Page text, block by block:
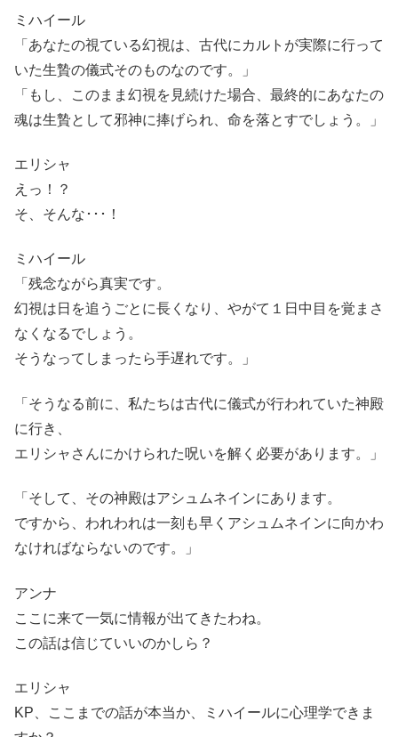
ミハイール
「あなたの視ている幻視は、古代にカルトが実際に行って
いた生贄の儀式そのものなのです。」
「もし、このまま幻視を見続けた場合、最終的にあなたの
魂は生贄として邪神に捧げられ、命を落とすでしょう。」
エリシャ
えっ！？
そ、そんな･･･！
ミハイール
「残念ながら真実です。
幻視は日を追うごとに長くなり、やがて１日中目を覚まさ
なくなるでしょう。
そうなってしまったら手遅れです。」
「そうなる前に、私たちは古代に儀式が行われていた神殿
に行き、
エリシャさんにかけられた呪いを解く必要があります。」
「そして、その神殿はアシュムネインにあります。
ですから、われわれは一刻も早くアシュムネインに向かわ
なければならないのです。」
アンナ
ここに来て一気に情報が出てきたわね。
この話は信じていいのかしら？
エリシャ
KP、ここまでの話が本当か、ミハイールに心理学できま